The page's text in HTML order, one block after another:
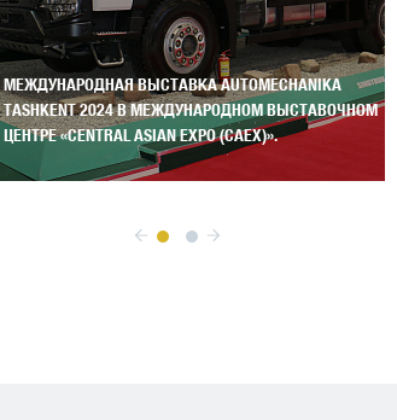
МЕЖДУНАРОДНАЯ ВЫСТАВКА AUTOMECHANIKA
TASHKENT 2024 В МЕЖДУНАРОДНОМ ВЫСТАВОЧНОМ
ЦЕНТРЕ «CENTRAL ASIAN EXPO (CAEX)».